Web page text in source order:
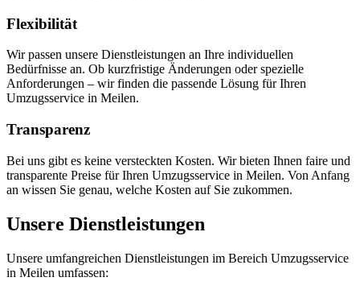
Flexibilität
Wir passen unsere Dienstleistungen an Ihre individuellen
Bedürfnisse an. Ob kurzfristige Änderungen oder spezielle
Anforderungen – wir finden die passende Lösung für Ihren
Umzugsservice in Meilen.
Transparenz
Bei uns gibt es keine versteckten Kosten. Wir bieten Ihnen faire und
transparente Preise für Ihren Umzugsservice in Meilen. Von Anfang
an wissen Sie genau, welche Kosten auf Sie zukommen.
Unsere Dienstleistungen
Unsere umfangreichen Dienstleistungen im Bereich Umzugsservice
in Meilen umfassen: